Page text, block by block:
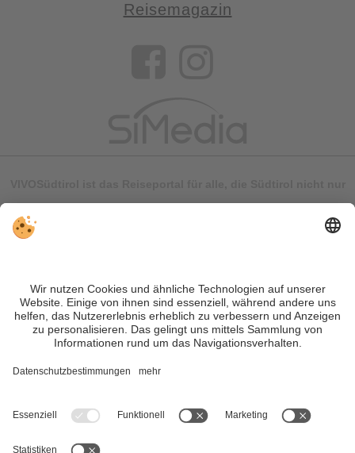
Reisemagazin
können Fehler auftreten. Wir übernehmen keine Gewähr für
die Richtigkeit und Vollständigkeit aller Informationen.
Informieren Sie sich sicherheitshalber nochmals beim
Veranstalter vor Ort über die aktuellen Bedingungen.
Sitemap| Impressum&Datenschutz
Individuelle Cookie-